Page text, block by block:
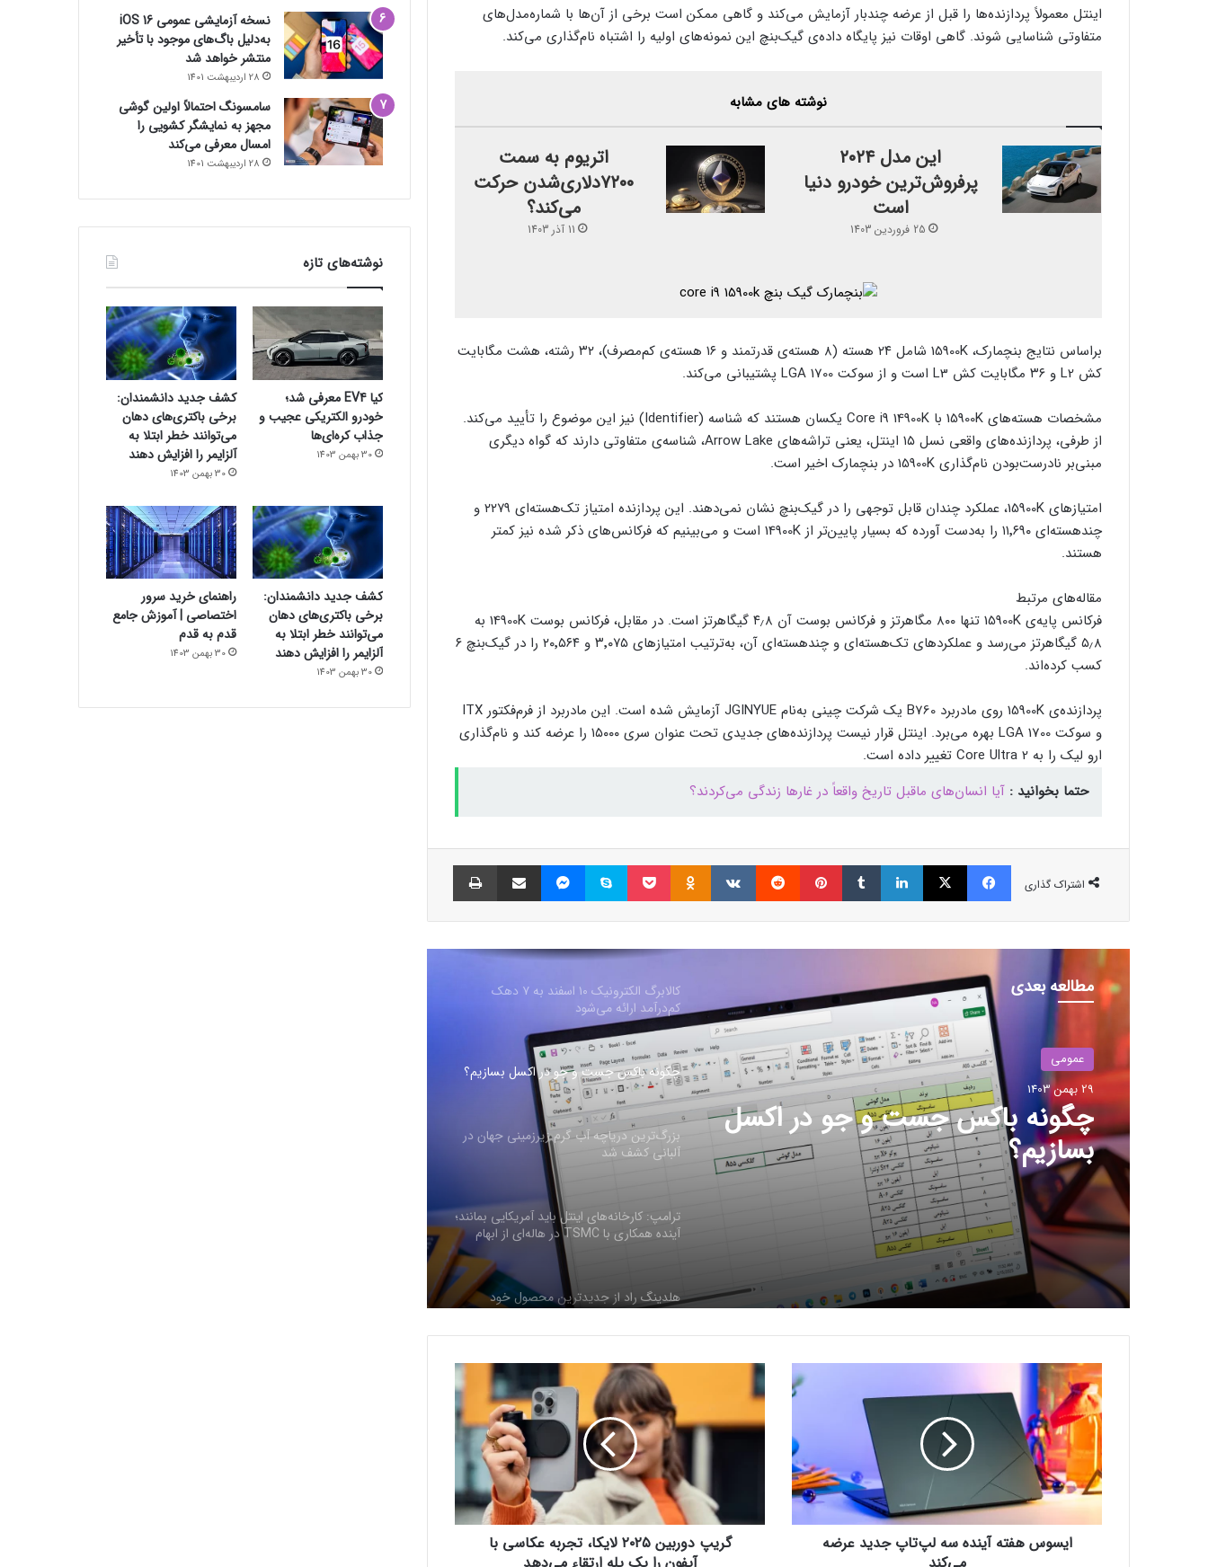
اینتل معمولاً پردازنده‌ها را قبل از عرضه‌ چندبار آزمایش می‌کند و گاهی ممکن است برخی از آن‌ها با شماره‌مدل‌های
متفاوتی شناسایی شوند. گاهی اوقات نیز پایگاه داده‌ی گیک‌بنچ این نمونه‌های اولیه را اشتباه نام‌گذاری می‌کند.
نوشته های مشابه
این مدل ۲۰۲۴
پرفروش‌ترین خودرو دنیا
است
25 فروردین 1403
اتریوم به سمت
۷۲۰۰دلاری‌شدن حرکت
می‌کند؟
11 آذر 1403
براساس نتایج بنچمارک، 15900K شامل ۲۴ هسته (۸ هسته‌ی قدرتمند و ۱۶ هسته‌ی کم‌مصرف)، ۳۲ رشته، هشت مگابایت
کش L2 و ۳۶ مگابایت کش L3 است و از سوکت LGA 1700 پشتیبانی می‌کند.
مشخصات هسته‌های 15900K با Core i9 14900K یکسان هستند که شناسه (Identifier) نیز این موضوع را تأیید می‌کند.
از طرفی، پردازنده‌های واقعی نسل ۱۵ اینتل، یعنی تراشه‌های Arrow Lake، شناسه‌ی متفاوتی دارند که گواه دیگری
مبنی‌بر نادرست‌بودن نام‌گذاری 15900K در بنچمارک اخیر است.
امتیازهای 15900K، عملکرد چندان قابل توجهی را در گیک‌بنچ نشان نمی‌دهند. این پردازنده امتیاز تک‌هسته‌ای ۲۲۷۹ و
چندهسته‌ای ۱۱٬۶۹۰ را به‌دست آورده که بسیار پایین‌تر از 14900K است و می‌بینیم که فرکانس‌های ذکر شده نیز کمتر
هستند.
مقاله‌های مرتبط
فرکانس پایه‌ی 15900K تنها ۸۰۰ مگاهرتز و فرکانس بوست آن ۴٫۸ گیگاهرتز است. در مقابل، فرکانس بوست 14900K به
۵٫۸ گیگاهرتز می‌رسد و عملکردهای تک‌هسته‌ای و چندهسته‌ای آن، به‌ترتیب امتیازهای ۳٬۰۷۵ و ۲۰٬۵۶۴ را در گیک‌بنچ ۶
کسب کرده‌اند.
پردازنده‌ی 15900K روی مادربرد B760 یک شرکت چینی به‌نام JGINYUE آزمایش شده است. این مادربرد از فرم‌فکتور ITX
و سوکت LGA 1700 بهره می‌برد. اینتل قرار نیست پردازنده‌های جدیدی تحت عنوان سری ۱۵۰۰۰ را عرضه کند و نام‌گذاری
ارو لیک را به Core Ultra 2 تغییر داده است.
حتما بخوانید : آیا انسان‌های ماقبل تاریخ واقعاً در غارها زندگی می‌کردند؟
اشتراک گذاری
فیسبوک ایکس لینکداین تامبلر پینتریست Reddit
VKontakte
Odnoklassniki پاکت اسکایپ مسنجر اشتراک گذاری با ایمیل
مطالعه بعدی
عمومی
29 بهمن 1403
بزرگ‌ترین دریاچه آب گرم زیرزمینی
جهان در آلبانی کشف شد
فرم‌ور باتری در گوشی‌های شیائومی با
سیستم‌عامل HyperOS 2.0 به‌روزرسانی
مخفی دریافت کرد
گذاشت؛ پایانی بر عصر کامت‌لیک
گیمرها، محتواسازان و کسب‌وکارها
کم‌درآمد ارائه می‌شود
چگونه باکس جست و جو در اکسل بسازیم؟
بزرگ‌ترین دریاچه آب گرم زیرزمینی جهان در
آلبانی کشف شد
ترامپ: کارخانه‌های اینتل باید آمریکایی بمانند؛
آینده همکاری با TSMC در هاله‌ای از ابهام
هلدینگ راد از جدیدترین محصول خود
رونمایی کرد
فرم‌ور باتری در گوشی‌های شیائومی با
سیستم‌عامل HyperOS 2.0 به‌روزرسانی
مخفی دریافت کرد
بیشتر مواد با حرارت‌دادن نرم می‌شوند؛ پس
چرا تخم مرغ سفت می‌شود؟
اینتل را در ویندوز Windows 11 24H2 کنار
گذاشت؛ پایانی بر عصر کامت‌لیک
نسل جدید مانیتور استودیو دیسپلی اپل سال
۲۰۲۶ از راه می‌رسد؛ گزارش بلومبرگ
ا
ی
س
و
س
ه
ف
ت
ه
ایسوس هفته آینده سه لپ‌تاپ جدید عرضه
گ
ر
پ
ی
گریپ دوربین ۲۰۲۵ لایکا، تجربه عکاسی با
نسخه آزمایشی عمومی iOS 16
به‌دلیل باگ‌های موجود با تأخیر
منتشر خواهد شد
28 اردیبهشت 1401
سامسونگ احتمالاً اولین گوشی
مجهز به نمایشگر کشویی را
امسال معرفی می‌کند
28 اردیبهشت 1401
نوشته‌های تازه
کیا EV4 معرفی شد؛
خودرو الکتریکی عجیب و
جذاب کره‌ای‌ها
30 بهمن 1403
کشف جدید دانشمندان:
برخی باکتری‌های دهان
می‌توانند خطر ابتلا به
آلزایمر را افزایش دهند
30 بهمن 1403
کشف جدید دانشمندان:
برخی باکتری‌های دهان
می‌توانند خطر ابتلا به
آلزایمر را افزایش دهند
30 بهمن 1403
راهنمای خرید سرور
اختصاصی | آموزش جامع
قدم به قدم
30 بهمن 1403